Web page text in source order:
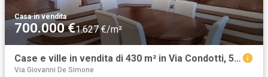
Casa·in vendita
700.000 €1.627 €/m²
Case e ville in vendita di 430 m² in Via Condotti, 56017
Via Giovanni De Simone